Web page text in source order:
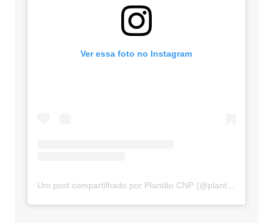
Ver essa foto no Instagram
Um post compartilhado por Plantão CNP (@plantaocnp)